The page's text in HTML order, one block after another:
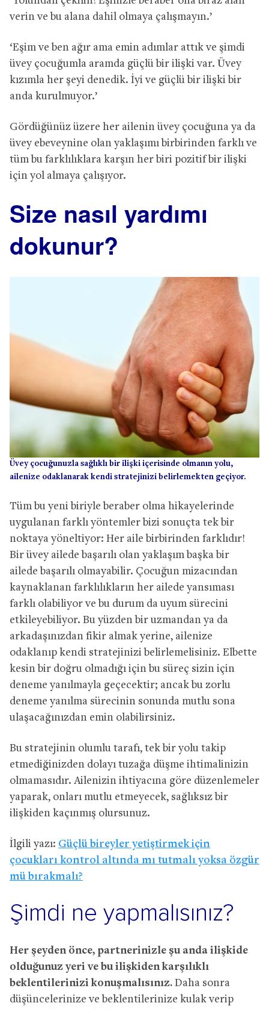
verin ve bu alana dahil olmaya çalışmayın.’
‘Eşim ve ben ağır ama emin adımlar attık ve şimdi
üvey çocuğumla aramda güçlü bir ilişki var. Üvey
kızımla her şeyi denedik. İyi ve güçlü bir ilişki bir
anda kurulmuyor.’
Gördüğünüz üzere her ailenin üvey çocuğuna ya da
üvey ebeveynine olan yaklaşımı birbirinden farklı ve
tüm bu farklılıklara karşın her biri pozitif bir ilişki
için yol almaya çalışıyor.
Size nasıl yardımı
dokunur?
Üvey çocuğunuzla sağlıklı bir ilişki içerisinde olmanın yolu,
ailenize odaklanarak kendi stratejinizi belirlemekten geçiyor.
Tüm bu yeni biriyle beraber olma hikayelerinde
uygulanan farklı yöntemler bizi sonuçta tek bir
noktaya yöneltiyor: Her aile birbirinden farklıdır!
Bir üvey ailede başarılı olan yaklaşım başka bir
ailede başarılı olmayabilir. Çocuğun mizacından
kaynaklanan farklılıkların her ailede yansıması
farklı olabiliyor ve bu durum da uyum sürecini
etkileyebiliyor. Bu yüzden bir uzmandan ya da
arkadaşınızdan fikir almak yerine, ailenize
odaklanıp kendi stratejinizi belirlemelisiniz. Elbette
kesin bir doğru olmadığı için bu süreç sizin için
deneme yanılmayla geçecektir; ancak bu zorlu
deneme yanılma sürecinin sonunda mutlu sona
ulaşacağınızdan emin olabilirsiniz.
Bu stratejinin olumlu tarafı, tek bir yolu takip
etmediğinizden dolayı tuzağa düşme ihtimalinizin
olmamasıdır. Ailenizin ihtiyacına göre düzenlemeler
yaparak, onları mutlu etmeyecek, sağlıksız bir
ilişkiden kaçınmış olursunuz.
İlgili yazı: Güçlü bireyler yetiştirmek için
çocukları kontrol altında mı tutmalı yoksa özgür
mü bırakmalı?
Şimdi ne yapmalısınız?
Her şeyden önce, partnerinizle şu anda ilişkide
olduğunuz yeri ve bu ilişkiden karşılıklı
beklentilerinizi konuşmalısınız. Daha sonra
düşüncelerinize ve beklentilerinize kulak verip